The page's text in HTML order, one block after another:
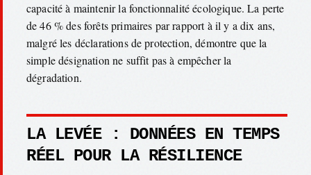
capacité à maintenir la fonctionnalité écologique. La perte
de 46 % des forêts primaires par rapport à il y a dix ans,
malgré les déclarations de protection, démontre que la
simple désignation ne suffit pas à empêcher la
dégradation.
LA LEVÉE : DONNÉES EN TEMPS
RÉEL POUR LA RÉSILIENCE